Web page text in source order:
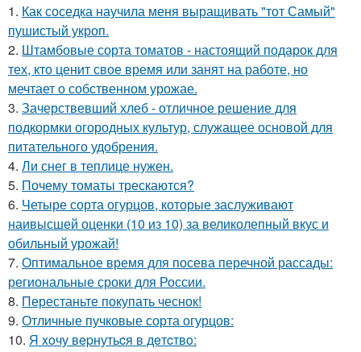
1. Как соседка научила меня выращивать "тот Самый"
пушистый укроп.
2. Штамбовые сорта томатов - настоящий подарок для
тех, кто ценит свое время или занят на работе, но
мечтает о собственном урожае.
3. Зачерствевший хлеб - отличное решение для
подкормки огородных культур, служащее основой для
питательного удобрения.
4. Ли снег в теплице нужен.
5. Почему томаты трескаются?
6. Четыре сорта огурцов, которые заслуживают
наивысшей оценки (10 из 10) за великолепный вкус и
обильный урожай!
7. Оптимальное время для посева перечной рассады:
региональные сроки для России.
8. Перестаньте покупать чеснок!
9. Отличные пучковые сорта огурцов:
10. Я xoчу вepнутьcя в дeтcтвo: